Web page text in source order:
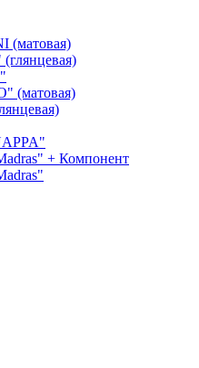
(матовая)
(матовая)
+ Компонент